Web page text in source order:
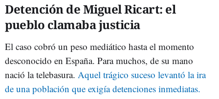
Detención de Miguel Ricart: el
pueblo clamaba justicia
El caso cobró un peso mediático hasta el momento
desconocido en España. Para muchos, de su mano
nació la telebasura. Aquel trágico suceso levantó la ira
de una población que exigía detenciones inmediatas.